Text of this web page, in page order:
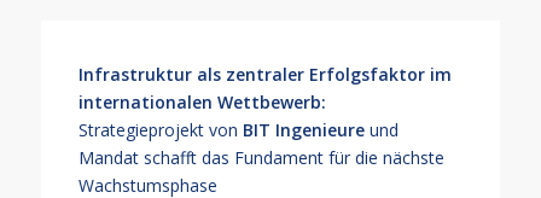
Infrastruktur als zentraler Erfolgsfaktor im
internationalen Wettbewerb:
Strategieprojekt von BIT Ingenieureund
Mandat schafft das Fundament für die nächste
Wachstumsphase